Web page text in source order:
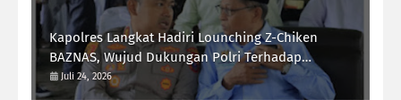
Kapolres Langkat Hadiri Lounching Z-Chiken
BAZNAS, Wujud Dukungan Polri Terhadap
Pemberdayaan Ekonomi Masyarakat
Juli 24, 2026